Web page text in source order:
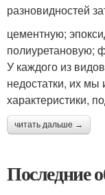
разновидностей
цементную;
полиуретановую;
У каждого из
недостатки, их
характеристики,
читать дальше →
Последние